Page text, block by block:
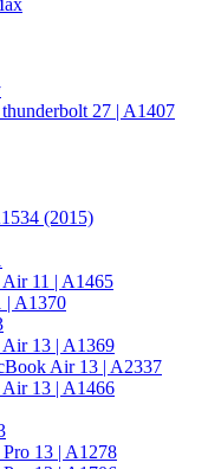
27 | A1407
(2015)
11 | A1465
| A1370
13 | A1369
Air 13 | A2337
13 | A1466
13 | A1278